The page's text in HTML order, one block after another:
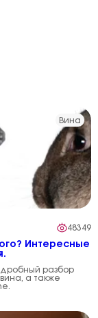
Вина
48349
Интересные
разбор
а также